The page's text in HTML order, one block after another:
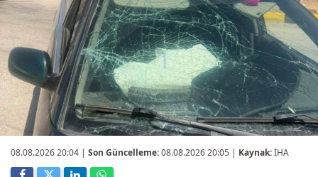
08.08.2026 20:04 | Son Güncelleme:08.08.2026 20:05 | Kaynak:İHA